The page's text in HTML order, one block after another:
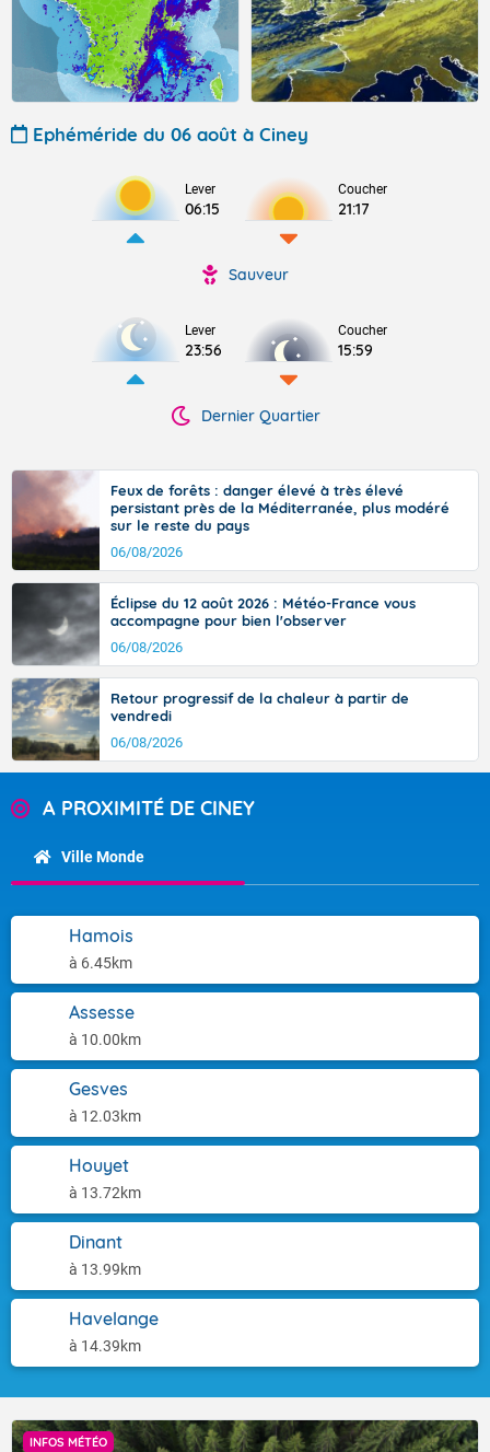
Ephéméride du 06 août à Ciney
Lever
06:15
Coucher
21:17
Sauveur
Lever
23:56
Coucher
15:59
Dernier Quartier
Feux de forêts : danger élevé à très élevé
persistant près de la Méditerranée, plus modéré
sur le reste du pays
06/08/2026
Éclipse du 12 août 2026 : Météo-France vous
accompagne pour bien l'observer
06/08/2026
Retour progressif de la chaleur à partir de
vendredi
06/08/2026
A PROXIMITÉ DE CINEY
Ville Monde
Hamois
à 6.45km
Assesse
à 10.00km
Gesves
à 12.03km
Houyet
à 13.72km
Dinant
à 13.99km
Havelange
à 14.39km
INFOS MÉTÉO